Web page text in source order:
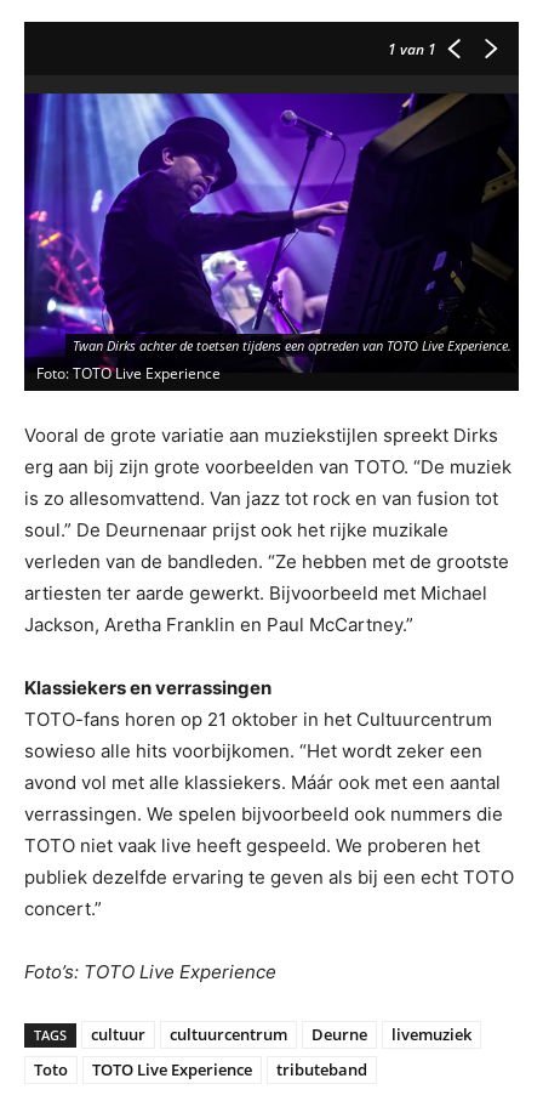
1 van 1
Twan Dirks achter de toetsen tijdens een optreden van TOTO Live Experience.
Foto: TOTO Live Experience
Vooral de grote variatie aan muziekstijlen spreekt Dirks
erg aan bij zijn grote voorbeelden van TOTO. “De muziek
is zo allesomvattend. Van jazz tot rock en van fusion tot
soul.” De Deurnenaar prijst ook het rijke muzikale
verleden van de bandleden. “Ze hebben met de grootste
artiesten ter aarde gewerkt. Bijvoorbeeld met Michael
Jackson, Aretha Franklin en Paul McCartney.”
Klassiekers en verrassingen
TOTO-fans horen op 21 oktober in het Cultuurcentrum
sowieso alle hits voorbijkomen. “Het wordt zeker een
avond vol met alle klassiekers. Máár ook met een aantal
verrassingen. We spelen bijvoorbeeld ook nummers die
TOTO niet vaak live heeft gespeeld. We proberen het
publiek dezelfde ervaring te geven als bij een echt TOTO
concert.”
Foto’s: TOTO Live Experience
TAGS cultuur cultuurcentrum Deurne
livemuziek
Toto
TOTO Live Experience tributeband